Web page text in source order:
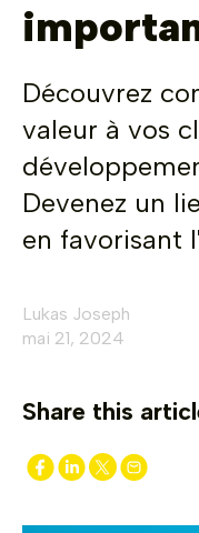
Découvrez
valeur à vos
Devenez un
en favorisant
Lukas Joseph
mai 21, 2024
Share this